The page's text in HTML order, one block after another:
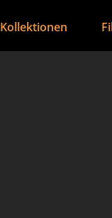
Kollektionen